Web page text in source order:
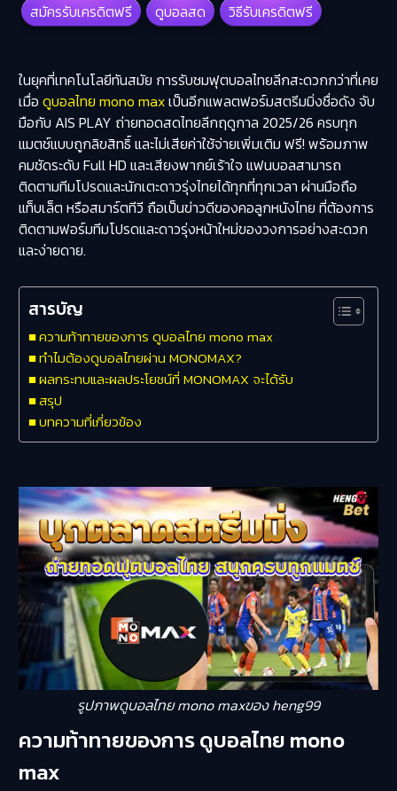
สมัครรับเครดิตฟรี ดูบอลสด วิธีรับเครดิตฟรี
ในยุคที่เทคโนโลยีทันสมัย การรับชมฟุตบอลไทยลีกสะดวกกว่าที่เคย
เมื่อ ดูบอลไทย mono maxเป็นอีกแพลตฟอร์มสตรีมมิ่งชื่อดัง จับ
มือกับ AIS PLAY ถ่ายทอดสดไทยลีกฤดูกาล 2025/26 ครบทุก
แมตช์แบบถูกลิขสิทธิ์ และไม่เสียค่าใช้จ่ายเพิ่มเติม ฟรี! พร้อมภาพ
คมชัดระดับ Full HD และเสียงพากย์เร้าใจ แฟนบอลสามารถ
ติดตามทีมโปรดและนักเตะดาวรุ่งไทยได้ทุกที่ทุกเวลา ผ่านมือถือ
แท็บเล็ต หรือสมาร์ตทีวี ถือเป็นข่าวดีของคอลูกหนังไทย ที่ต้องการ
ติดตามฟอร์มทีมโปรดและดาวรุ่งหน้าใหม่ของวงการอย่างสะดวก
และง่ายดาย.
สารบัญ
ความท้าทายของการ ดูบอลไทย mono max
ทำไมต้องดูบอลไทยผ่าน MONOMAX?
ผลกระทบและผลประโยชน์ที่ MONOMAX จะได้รับ
สรุป
บทความที่เกี่ยวข้อง
รูปภาพดูบอลไทย mono maxของ heng99
ความท้าทายของการ ดูบอลไทย mono
max